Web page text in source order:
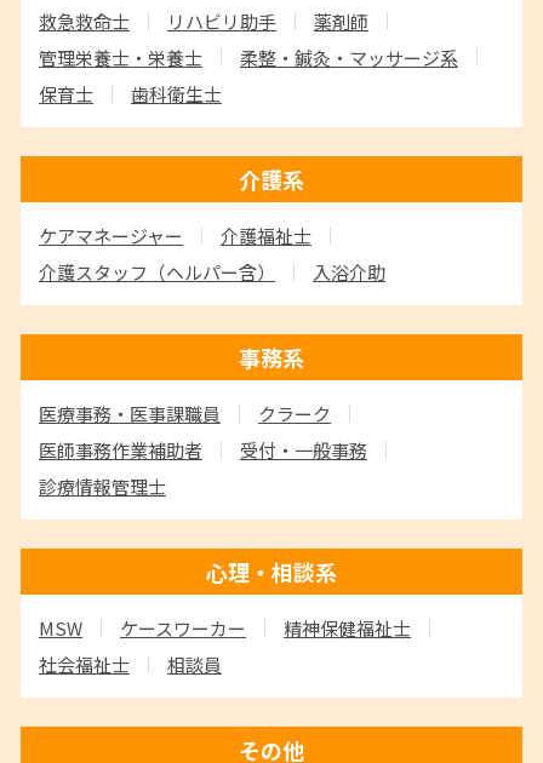
救急救命士
リハビリ助手
薬剤師
管理栄養士・栄養士
柔整・鍼灸・マッサージ系
保育士
歯科衛生士
介護系
ケアマネージャー
介護福祉士
介護スタッフ （ヘルパー含） 入浴介助
事務系
医療事務・医事課職員
クラーク
医師事務作業補助者
受付・一般事務
診療情報管理士
心理・相談系
MSW ケースワーカー
精神保健福祉士
社会福祉士
相談員
その他